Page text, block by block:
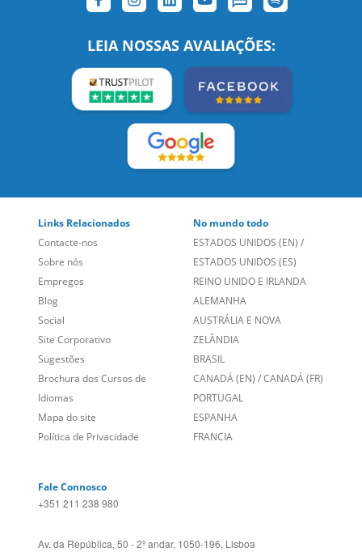
LEIA NOSSAS AVALIAÇÕES:
Links Relacionados
Contacte-nos
Sobre nós
Empregos
Blog
Social
Site Corporativo
Sugestões
Brochura dos Cursos de
Idiomas
Mapa do site
Política de Privacidade
No mundo todo
ESTADOS UNIDOS (EN) /
ESTADOS UNIDOS (ES)
REINO UNIDO E IRLANDA
ALEMANHA
AUSTRÁLIA E NOVA
ZELÂNDIA
BRASIL
CANADÁ (EN) /CANADÁ (FR)
PORTUGAL
ESPANHA
FRANCIA
Fale Connosco
+351 211 238 980
Av. da República, 50 - 2º andar, 1050-196, Lisboa